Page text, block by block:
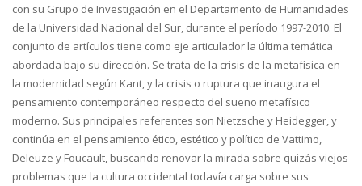
con su Grupo de Investigación en el Departamento de Humanidades
de la Universidad Nacional del Sur, durante el período 1997-2010. El
conjunto de artículos tiene como eje articulador la última temática
abordada bajo su dirección. Se trata de la crisis de la metafísica en
la modernidad según Kant, y la crisis o ruptura que inaugura el
pensamiento contemporáneo respecto del sueño metafísico
moderno. Sus principales referentes son Nietzsche y Heidegger, y
continúa en el pensamiento ético, estético y político de Vattimo,
Deleuze y Foucault, buscando renovar la mirada sobre quizás viejos
problemas que la cultura occidental todavía carga sobre sus